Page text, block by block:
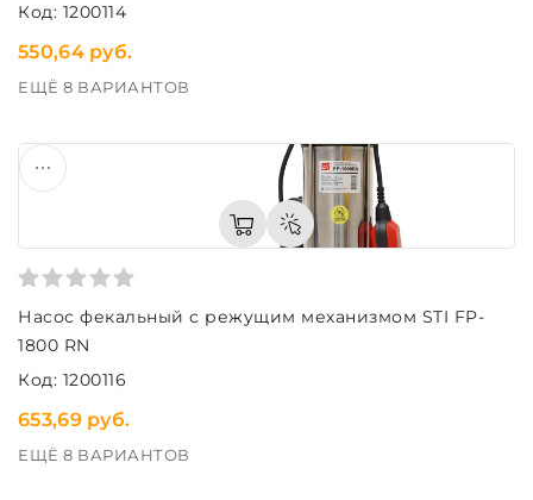
Код: 1200114
550,64 руб.
ЕЩЁ 8 ВАРИАНТОВ
Насос фекальный с режущим механизмом STI FP-
1800 RN
Код: 1200116
653,69 руб.
ЕЩЁ 8 ВАРИАНТОВ